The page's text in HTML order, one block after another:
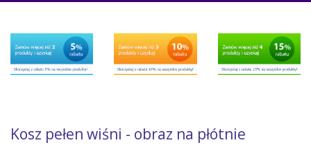
Kosz pełen wiśni - obraz na płótnie